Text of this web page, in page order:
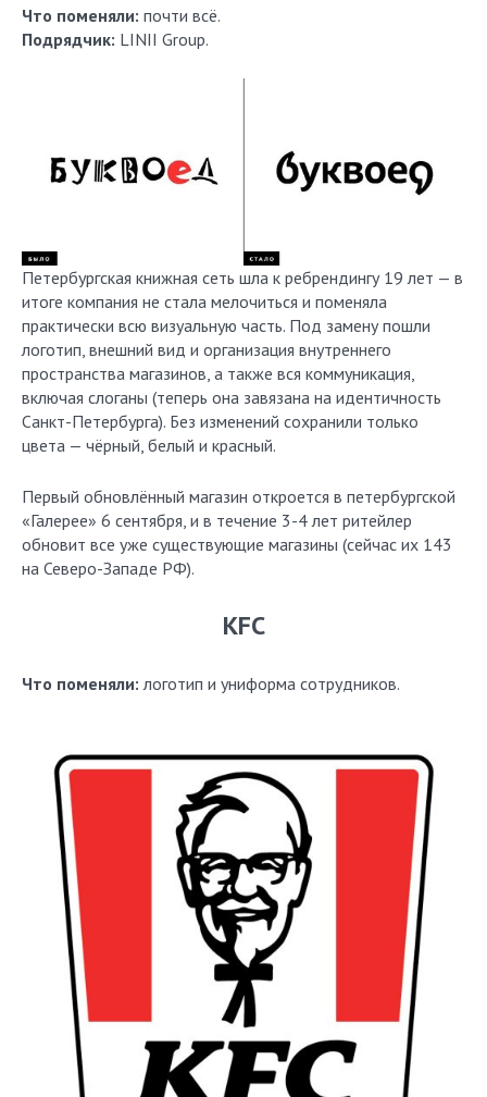
Что поменяли: почти всё.
Подрядчик: LINII Group.
Петербургская книжная сеть шла к ребрендингу 19 лет — в
итоге компания не стала мелочиться и поменяла
практически всю визуальную часть. Под замену пошли
логотип, внешний вид и организация внутреннего
пространства магазинов, а также вся коммуникация,
включая слоганы (теперь она завязана на идентичность
Санкт-Петербурга). Без изменений сохранили только
цвета — чёрный, белый и красный.
Первый обновлённый магазин откроется в петербургской
«Галерее» 6 сентября, и в течение 3-4 лет ритейлер
обновит все уже существующие магазины (сейчас их 143
на Северо-Западе РФ).
KFC
Что поменяли: логотип и униформа сотрудников.